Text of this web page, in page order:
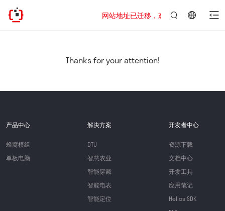
网站地址已迁移，欢迎访问新址：
Thanks for your attention!
产品中心
蜂窝模组
单板电脑
解决方案
DTU
智慧农业
智能穿戴
智能电表
智能定位
开发者中心
资源下载
文档中心
开发工具
应用笔记
Helios SDK